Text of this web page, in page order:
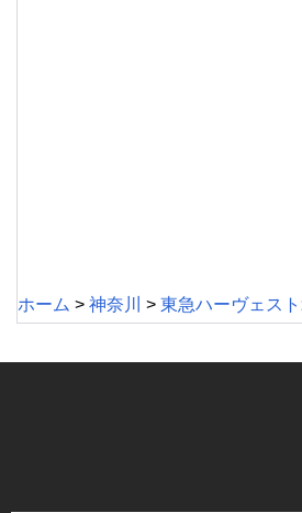
ホーム > 神奈川 > 東急ハーヴェス